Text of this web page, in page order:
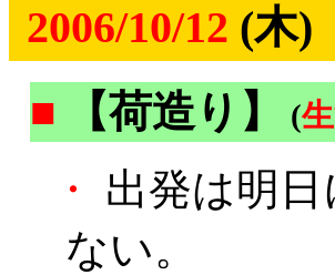
2006/10/12 (木)
■ 【荷造り】 (
・
出発は明
ない。